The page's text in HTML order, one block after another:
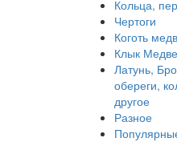
Кольца,
Чертоги
Коготь
Клык
Латунь,
обереги,
другое
Разное